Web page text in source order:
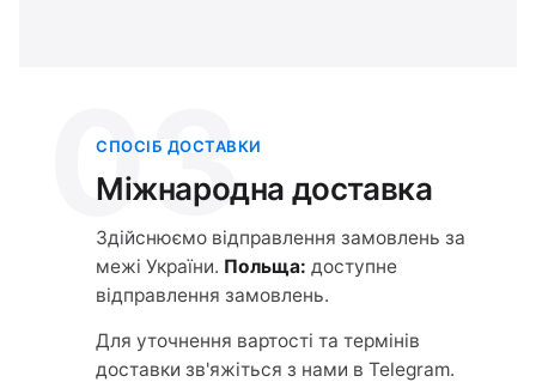
03
СПОСІБ ДОСТАВКИ
Міжнародна доставка
Здійснюємо відправлення замовлень за
межі України. Польща: доступне
відправлення замовлень.
Для уточнення вартості та термінів
доставки зв'яжіться з нами в Telegram.